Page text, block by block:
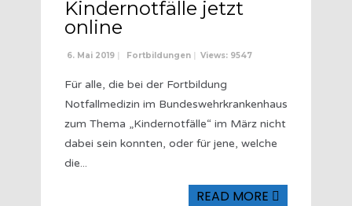
Kindernotfälle jetzt
online
6. Mai 2019 | Fortbildungen | Views: 9547
Für alle, die bei der Fortbildung
Notfallmedizin im Bundeswehrkrankenhaus
zum Thema „Kindernotfälle“ im März nicht
dabei sein konnten, oder für jene, welche
die...
READ MORE